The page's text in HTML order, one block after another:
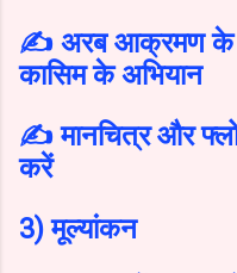
✍️ अरब आक्रमण के
कासिम के अभियान
✍️ मानचित्र और
करें
3) मूल्यांकन